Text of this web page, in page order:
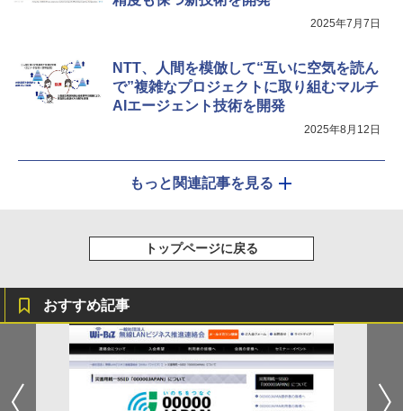
2025年7月7日
NTT、人間を模倣して“互いに空気を読ん
で”複雑なプロジェクトに取り組むマルチ
AIエージェント技術を開発
2025年8月12日
もっと関連記事を見る
トップページに戻る
おすすめ記事